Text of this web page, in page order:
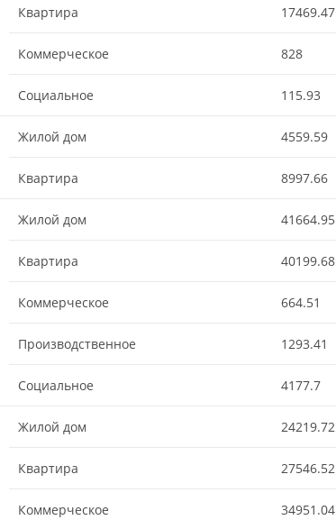
Квартира 17469.47
Коммерческое 828
Социальное 115.93
Жилой дом 4559.59
Квартира 8997.66
Жилой дом 41664.95
Квартира 40199.68
Коммерческое 664.51
Производственное 1293.41
Социальное 4177.7
Жилой дом 24219.72
Квартира 27546.52
Коммерческое 34951.04